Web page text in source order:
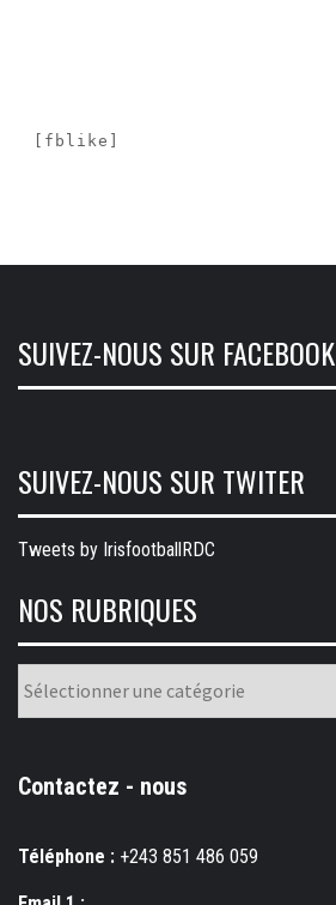
[fblike]
SUIVEZ-NOUS SUR FACEBOOK
SUIVEZ-NOUS SUR TWITER
Tweets by IrisfootballRDC
NOS RUBRIQUES
Nos
rubriques
Contactez - nous
Téléphone : +243 851 486 059